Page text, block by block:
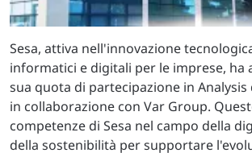
Sesa, attiva nell'innovazione
informatici e digitali per le imprese, ha
sua quota di partecipazione in Analysis
in collaborazione con Var Group.
competenze di Sesa nel campo della
della sostenibilità per supportare